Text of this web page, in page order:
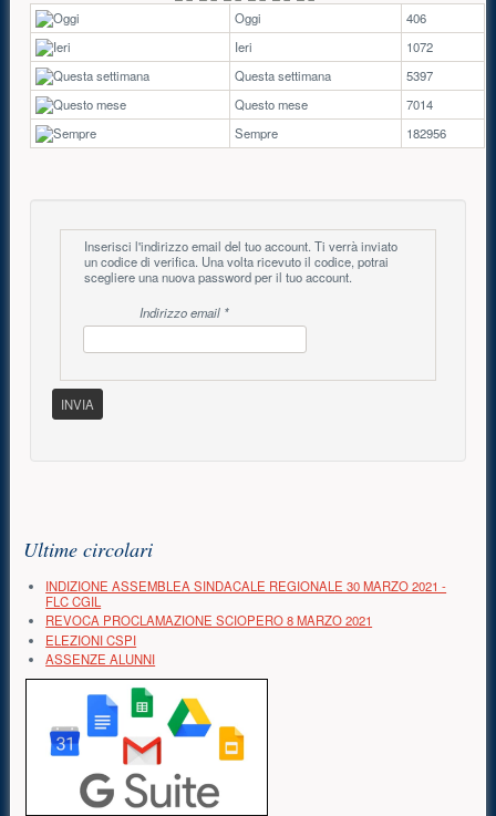
Oggi
406
Ieri
1072
Questa settimana
5397
Questo mese
7014
Sempre
182956
Inserisci l'indirizzo email del tuo account. Ti verrà inviato
un codice di verifica. Una volta ricevuto il codice, potrai
scegliere una nuova password per il tuo account.
Indirizzo email*
INVIA
Ultime circolari
INDIZIONE ASSEMBLEA SINDACALE REGIONALE 30 MARZO 2021 -
FLC CGIL
REVOCA PROCLAMAZIONE SCIOPERO 8 MARZO 2021
ELEZIONI CSPI
ASSENZE ALUNNI